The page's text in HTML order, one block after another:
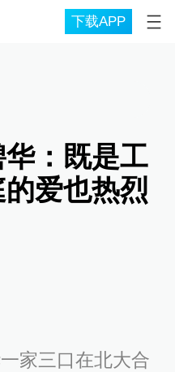
下载APP
：既是工
爱也热烈
家三口在北大合